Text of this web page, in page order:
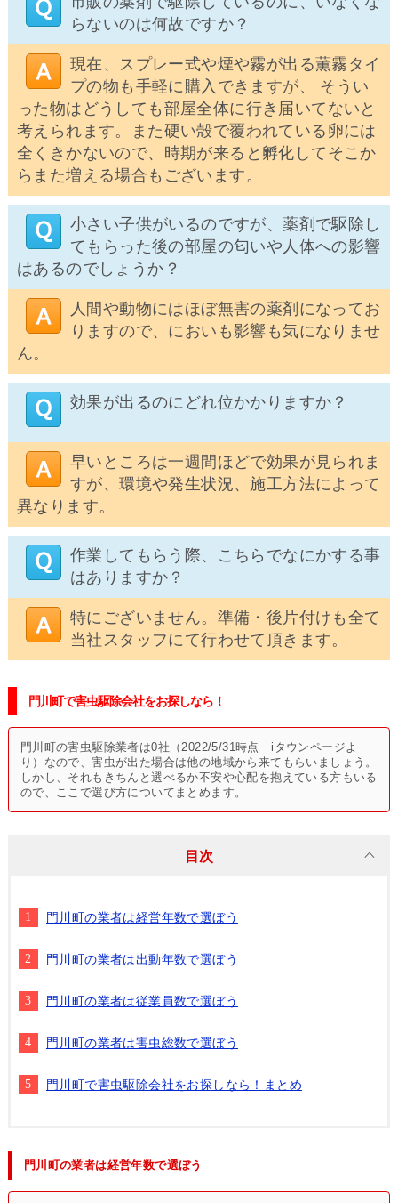
らないのは何故ですか？
現在、スプレー式や煙や霧が出る薫霧タイ
プの物も手軽に購入できますが、 そうい
った物はどうしても部屋全体に行き届いてないと
考えられます。また硬い殻で覆われている卵には
全くきかないので、時期が来ると孵化してそこか
らまた増える場合もございます。
小さい子供がいるのですが、薬剤で駆除し
てもらった後の部屋の匂いや人体への影響
はあるのでしょうか？
人間や動物にはほぼ無害の薬剤になってお
りますので、においも影響も気になりませ
ん。
効果が出るのにどれ位かかりますか？
早いところは一週間ほどで効果が見られま
すが、環境や発生状況、施工方法によって
異なります。
作業してもらう際、こちらでなにかする事
はありますか？
特にございません。準備・後片付けも全て
当社スタッフにて行わせて頂きます。
門川町で害虫駆除会社をお探しなら！
門川町の害虫駆除業者は0社（2022/5/31時点 iタウンページよ
り）なので、害虫が出た場合は他の地域から来てもらいましょう。
しかし、それもきちんと選べるか不安や心配を抱えている方もいる
ので、ここで選び方についてまとめます。
目次
門川町の業者は経営年数で選ぼう
門川町の業者は出動年数で選ぼう
門川町の業者は従業員数で選ぼう
門川町の業者は害虫総数で選ぼう
門川町で害虫駆除会社をお探しなら！まとめ
門川町の業者は経営年数で選ぼう